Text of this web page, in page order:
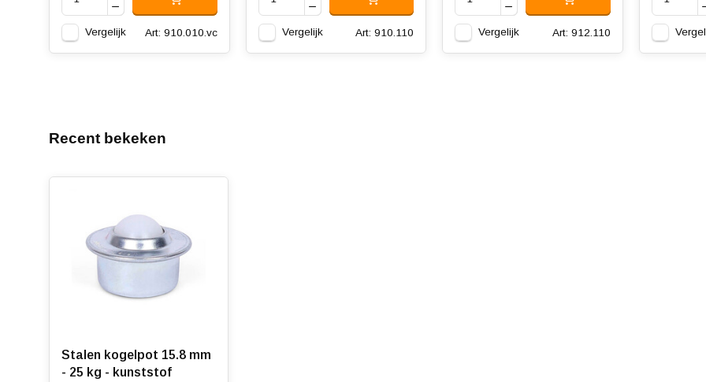
Vergelijk Art: 910.010.vc Vergelijk Art: 910.110 Vergelijk Art: 912.110
Recent bekeken
Stalen kogelpot 15.8 mm
- 25 kg - kunststof